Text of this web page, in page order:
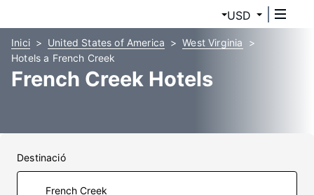
USD
Inici United States of America
West Virginia
Hotels a French Creek
French Creek Hotels
Destinació